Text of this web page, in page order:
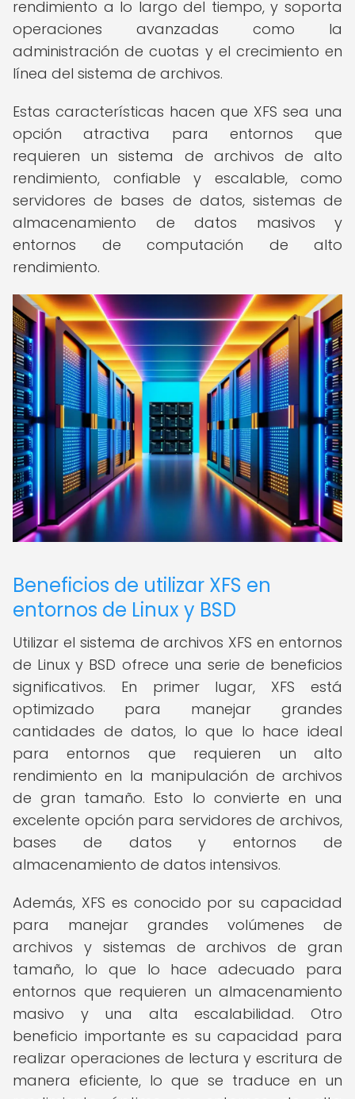
rendimiento a lo largo del tiempo, y soporta
operaciones avanzadas como la
administración de cuotas y el crecimiento en
línea del sistema de archivos.
Estas características hacen que XFS sea una
opción atractiva para entornos que
requieren un sistema de archivos de alto
rendimiento, confiable y escalable, como
servidores de bases de datos, sistemas de
almacenamiento de datos masivos y
entornos de computación de alto
rendimiento.
Beneficios de utilizar XFS en
entornos de Linux y BSD
Utilizar el sistema de archivos XFS en entornos
de Linux y BSD ofrece una serie de beneficios
significativos. En primer lugar, XFS está
optimizado para manejar grandes
cantidades de datos, lo que lo hace ideal
para entornos que requieren un alto
rendimiento en la manipulación de archivos
de gran tamaño. Esto lo convierte en una
excelente opción para servidores de archivos,
bases de datos y entornos de
almacenamiento de datos intensivos.
Además, XFS es conocido por su capacidad
para manejar grandes volúmenes de
archivos y sistemas de archivos de gran
tamaño, lo que lo hace adecuado para
entornos que requieren un almacenamiento
masivo y una alta escalabilidad. Otro
beneficio importante es su capacidad para
realizar operaciones de lectura y escritura de
manera eficiente, lo que se traduce en un